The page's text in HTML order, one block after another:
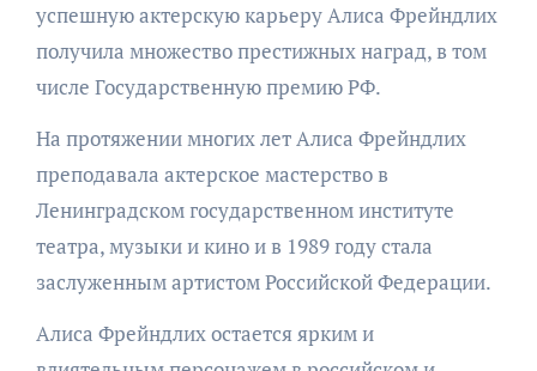
успешную актерскую карьеру Алиса Фрейндлих
получила множество престижных наград, в том
числе Государственную премию РФ.
На протяжении многих лет Алиса Фрейндлих
преподавала актерское мастерство в
Ленинградском государственном институте
театра, музыки и кино и в 1989 году стала
заслуженным артистом Российской Федерации.
Алиса Фрейндлих остается ярким и